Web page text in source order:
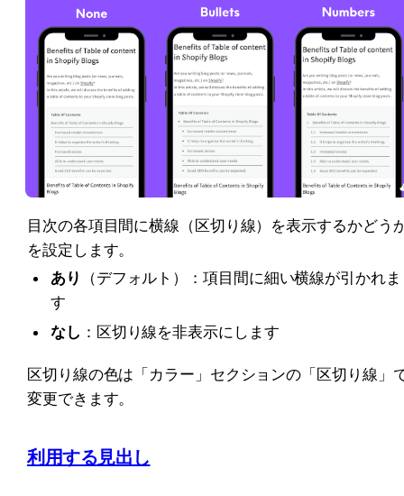
目次の各項目間に横線（区切り線）を表示するかどう
を設定します。
あり
（デフォルト）：項目間に細い横線が引かれま
す
なし ：区切り線を非表示にします
区切り線の色は「カラー」セクションの「区切り線」
変更できます。
利用する見出し